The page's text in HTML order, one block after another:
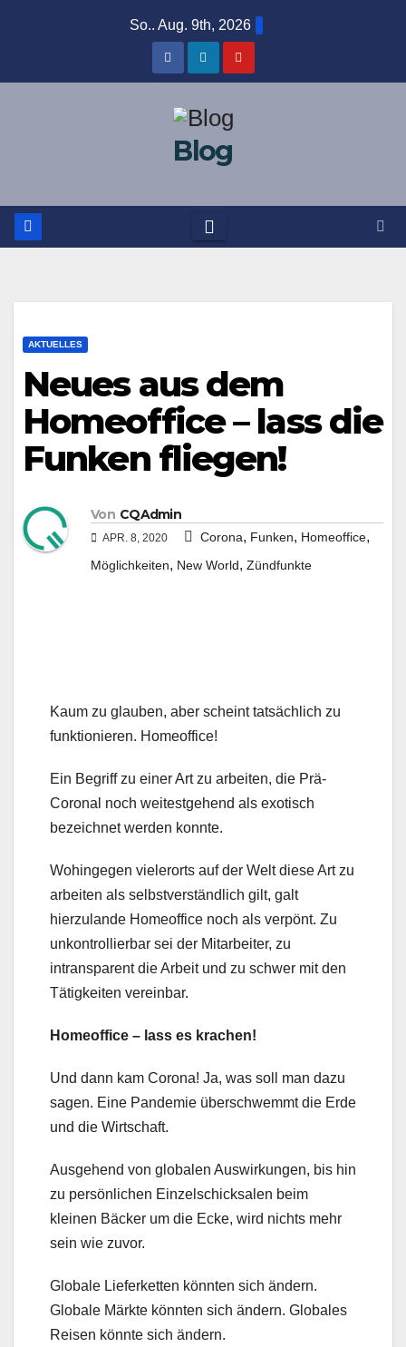
So.. Aug. 9th, 2026
Blog
AKTUELLES
Neues aus dem
Homeoffice – lass die
Funken fliegen!
Von CQAdmin
APR. 8, 2020 Corona, Funken, Homeoffice,
Möglichkeiten, New World, Zündfunkte
Kaum zu glauben, aber scheint tatsächlich zu
funktionieren. Homeoffice!
Ein Begriff zu einer Art zu arbeiten, die Prä-
Coronal noch weitestgehend als exotisch
bezeichnet werden konnte.
Wohingegen vielerorts auf der Welt diese Art zu
arbeiten als selbstverständlich gilt, galt
hierzulande Homeoffice noch als verpönt. Zu
unkontrollierbar sei der Mitarbeiter, zu
intransparent die Arbeit und zu schwer mit den
Tätigkeiten vereinbar.
Homeoffice – lass es krachen!
Und dann kam Corona! Ja, was soll man dazu
sagen. Eine Pandemie überschwemmt die Erde
und die Wirtschaft.
Ausgehend von globalen Auswirkungen, bis hin
zu persönlichen Einzelschicksalen beim
kleinen Bäcker um die Ecke, wird nichts mehr
sein wie zuvor.
Globale Lieferketten könnten sich ändern.
Globale Märkte könnten sich ändern. Globales
Reisen könnte sich ändern.